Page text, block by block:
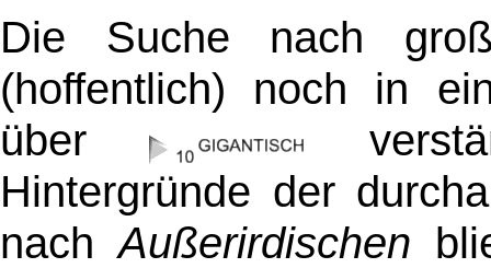
Die Suche nach
(hoffentlich) noch in
über
Hintergründe der
nachAußerirdischen